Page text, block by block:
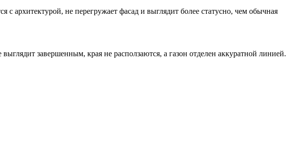
архитектурой, не перегружает фасад и выглядит более статусно, чем обычная
завершенным, края не расползаются, а газон отделен аккуратной линией.